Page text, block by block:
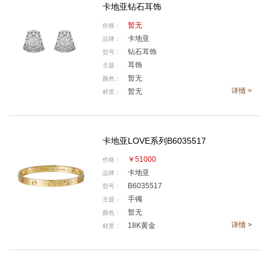
拍照卖萌时是它
卡地亚钻石耳饰
价格： 暂无
品牌： 卡地亚
型号： 钻石耳饰
主题： 耳饰
颜色： 暂无
材质： 暂无 详情 >
卡地亚LOVE系列B6035517
价格： ￥51000
品牌： 卡地亚
型号： B6035517
主题： 手镯
颜色： 暂无
材质： 18K黄金 详情 >